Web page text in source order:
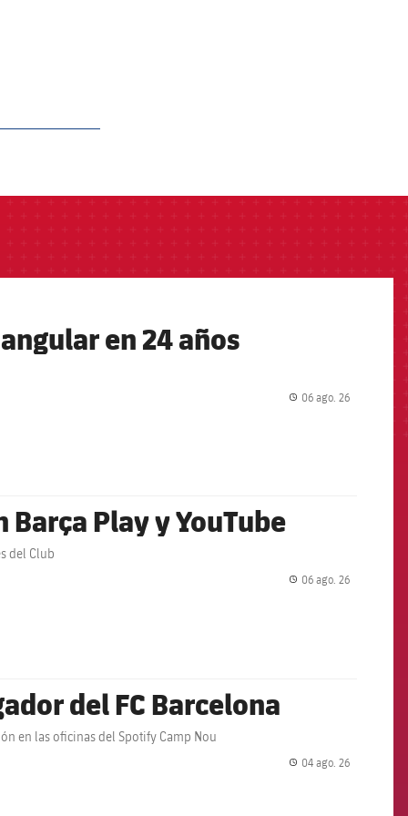
en 24 años
06 ago. 26
Play y YouTube
del Club
06 ago. 26
del FC Barcelona
en las oficinas del Spotify Camp Nou
04 ago. 26